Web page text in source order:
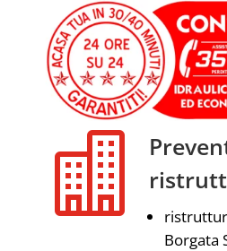

Borgata